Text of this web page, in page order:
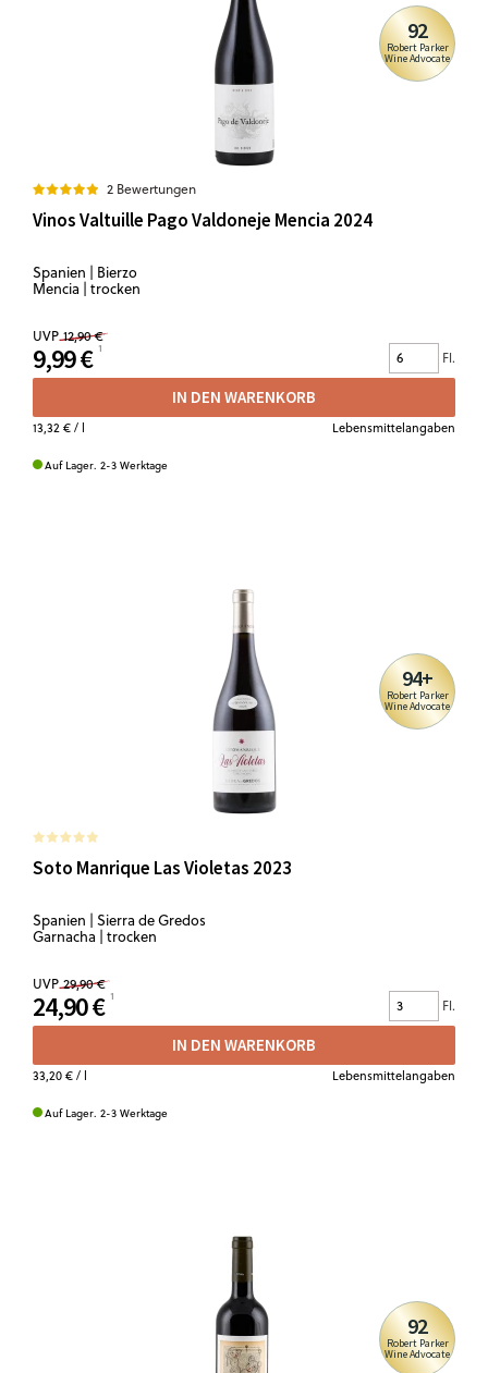
92
Robert Parker
Wine Advocate
2 Bewertungen
Vinos Valtuille Pago Valdoneje Mencia 2024
Spanien | Bierzo
Mencia | trocken
UVP 12,90 €
9,99 € Fl.
IN DEN WARENKORB
13,32 €/ l Lebensmittelangaben
Auf Lager. 2-3 Werktage
94+
Robert Parker
Wine Advocate
Soto Manrique Las Violetas 2023
Spanien | Sierra de Gredos
Garnacha | trocken
UVP 29,90 €
24,90 € Fl.
IN DEN WARENKORB
33,20 €/ l Lebensmittelangaben
Auf Lager. 2-3 Werktage
92
Robert Parker
Wine Advocate